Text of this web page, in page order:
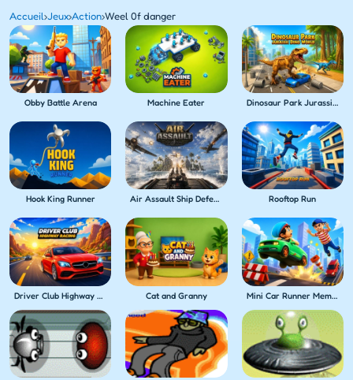
Accueil›Jeux›Action›Weel 0f danger
Obby Battle Arena Machine Eater Dinosaur Park Jurassic Dino World
Hook King Runner Air Assault Ship Defense Rooftop Run
Driver Club Highway Racing Cat and Granny Mini Car Runner Meme Games